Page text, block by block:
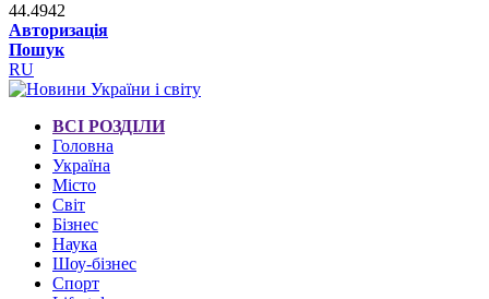
44.4942
Авторизація
Пошук
RU
ВСІ РОЗДІЛИ
Головна
Україна
Місто
Світ
Бізнес
Наука
Шоу-бізнес
Спорт